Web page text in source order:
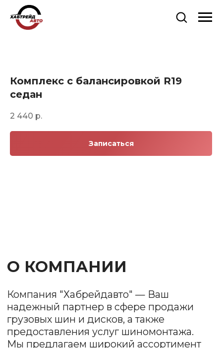
Комплекс с балансировкой R19
седан
2 440 р.
Записаться
производителей, включая летние,
зимние и всесезонные шины.